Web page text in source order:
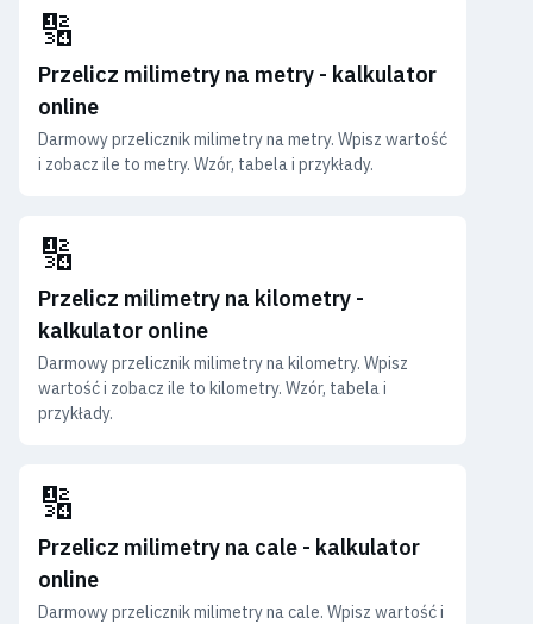
🔢
Przelicz milimetry na metry - kalkulator
online
Darmowy przelicznik milimetry na metry. Wpisz wartość
i zobacz ile to metry. Wzór, tabela i przykłady.
🔢
Przelicz milimetry na kilometry -
kalkulator online
Darmowy przelicznik milimetry na kilometry. Wpisz
wartość i zobacz ile to kilometry. Wzór, tabela i
przykłady.
🔢
Przelicz milimetry na cale - kalkulator
online
Darmowy przelicznik milimetry na cale. Wpisz wartość i